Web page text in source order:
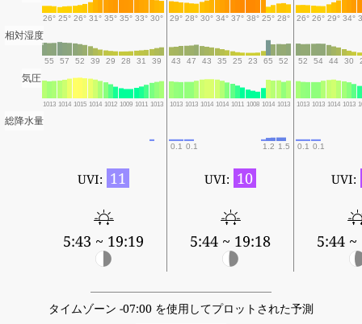
26° 25° 26° 31° 35° 35° 33° 30° 29° 28° 30° 34° 37° 38° 25° 28° 26° 26° 29° 34°
相対湿度
55 57 52 39 29 28 31 39 43 47 43 35 25 23 65 52 52 54 44 30
気圧
1013 1014 1015 1014 1012 1009 1011 1013 1013 1013 1014 1014 1011 1008 1014 1013 1013 1013 1014 1013
総降水量
0.1 0.1 1.2 1.5 0.1 0.1
UVI: 11
5:43 ~ 19:19
UVI: 10
5:44 ~ 19:18
UVI:
5:44 ~
タイムゾーン -07:00 を使用してプロットされた予測